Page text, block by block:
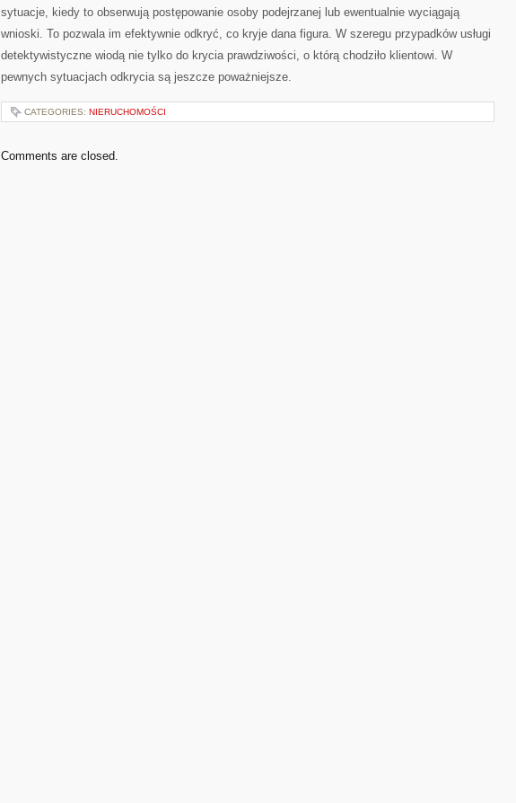
sytuacje, kiedy to obserwują postępowanie osoby podejrzanej lub ewentualnie wyciągają
wnioski. To pozwala im efektywnie odkryć, co kryje dana figura. W szeregu przypadków usługi
detektywistyczne wiodą nie tylko do krycia prawdziwości, o którą chodziło klientowi. W
pewnych sytuacjach odkrycia są jeszcze poważniejsze.
CATEGORIES: NIERUCHOMOŚCI
Comments are closed.